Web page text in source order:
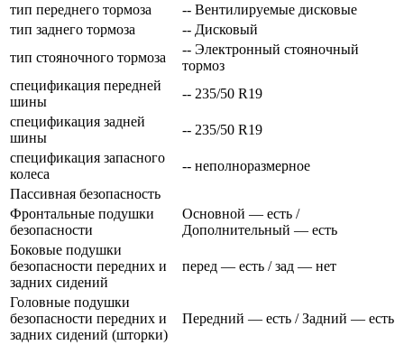
тип переднего тормоза
-- Вентилируемые дисковые
тип заднего тормоза
-- Дисковый
тип стояночного тормоза
-- Электронный стояночный
тормоз
спецификация передней
шины
-- 235/50 R19
спецификация задней
шины
-- 235/50 R19
спецификация запасного
колеса
-- неполноразмерное
Пассивная безопасность
Фронтальные подушки
безопасности
Основной — есть /
Дополнительный — есть
Боковые подушки
безопасности передних и
задних сидений
перед — есть / зад — нет
Головные подушки
безопасности передних и
задних сидений (шторки)
Передний — есть / Задний — есть